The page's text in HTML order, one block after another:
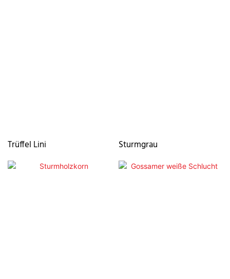
Trüffel Lini Sturmgrau